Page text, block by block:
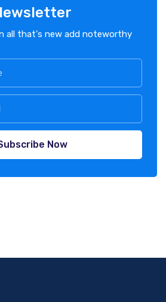
all that's new add noteworthy
Now